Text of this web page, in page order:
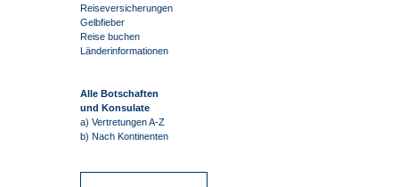
Reiseversicherungen
Gelbfieber
Reise buchen
Länderinformationen
Alle Botschaften
und Konsulate
a) Vertretungen A-Z
b) Nach Kontinenten